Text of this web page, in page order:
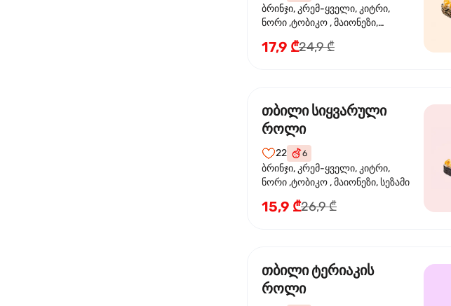
ბრინჯი, კრემ-ყველი, კიტრი,
ნორი ,ტობიკო , მაიონეზი,
ფოთოლი
17,9 ₾24,9 ₾
თბილი სიყვარული
როლი
22 6
ბრინჯი, კრემ-ყველი, კიტრი,
ნორი ,ტობიკო , მაიონეზი, სეზამი
15,9 ₾26,9 ₾
თბილი ტერიაკის
როლი